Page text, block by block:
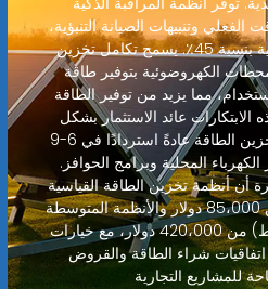
الفعلي وتنبيهات الصيانة التنبؤية،
مما يقلل التكاليف التشغيلية بنسبة 45٪. يسمح تكامل تخزين
الكهروضوئية بتوفير طاقة
مما يزيد من توفير الطاقة
هذه الابتكارات عائد الاستثمار بشكل
كبير، حيث تحقق مشاريع تخزين الطاقة عادةً استردادًا في 6-9
المحلية وبرامج الحوافز.
أن أنظمة تخزين الطاقة القياسية
(60-600 كيلوواط) تبدأ من 85،000 دولار والأنظمة المتوسطة
(600 كيلوواط-2.5 ميجاواط) من 420،000 دولار، مع خيارات
شراء الطاقة والقروض